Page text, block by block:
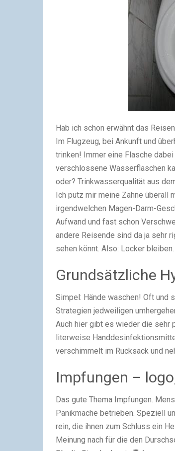
Hab ich schon erwähnt das
Im Flugzeug, bei Ankunft und
trinken! Immer eine Flasche
verschlossene Wasserflaschen
oder? Trinkwasserqualität aus
Ich putz mir meine Zähne überall
irgendwelchen Magen-Darm-
Aufwand und fast schon
andere Reisende sind da ja sehr
sehen könnt. Also: Locker bleiben.
Grundsätzliche
Simpel: Hände waschen! Oft und
Strategien jedweiligen
Auch hier gibt es wieder die sehr
literweise
verschimmelt im Rucksack und
Impfungen –
Das gute Thema Impfungen.
Panikmache betrieben. Speziell
rein, die ihnen zum Schluss ein
Meinung nach für die den